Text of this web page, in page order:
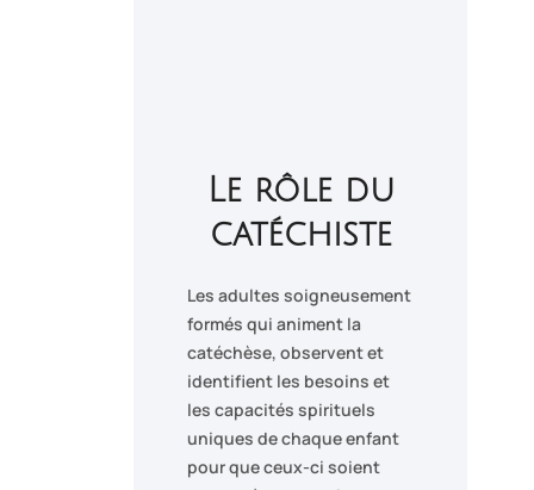
Le rôle du
catéchiste
Les adultes soigneusement
formés qui animent la
catéchèse, observent et
identifient les besoins et
les capacités spirituels
uniques de chaque enfant
pour que ceux-ci soient